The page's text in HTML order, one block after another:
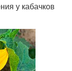
у кабачков